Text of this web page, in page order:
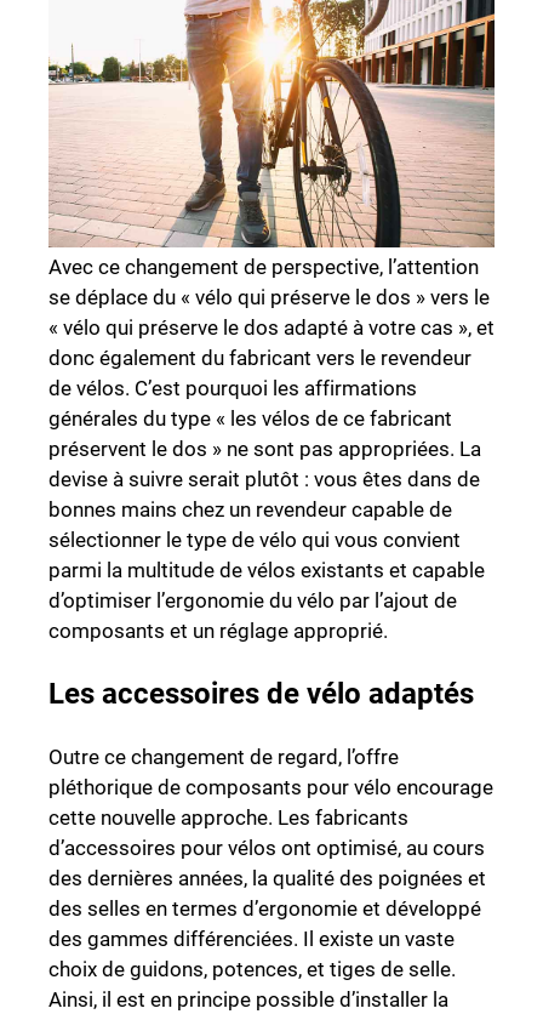
Avec ce changement de perspective, l’attention
se déplace du « vélo qui préserve le dos » vers le
« vélo qui préserve le dos adapté à votre cas », et
donc également du fabricant vers le revendeur
de vélos. C’est pourquoi les affirmations
générales du type « les vélos de ce fabricant
préservent le dos » ne sont pas appropriées. La
devise à suivre serait plutôt : vous êtes dans de
bonnes mains chez un revendeur capable de
sélectionner le type de vélo qui vous convient
parmi la multitude de vélos existants et capable
d’optimiser l’ergonomie du vélo par l’ajout de
composants et un réglage approprié.
Les accessoires de vélo adaptés
Outre ce changement de regard, l’offre
pléthorique de composants pour vélo encourage
cette nouvelle approche. Les fabricants
d’accessoires pour vélos ont optimisé, au cours
des dernières années, la qualité des poignées et
des selles en termes d’ergonomie et développé
des gammes différenciées. Il existe un vaste
choix de guidons, potences, et tiges de selle.
Ainsi, il est en principe possible d’installer la